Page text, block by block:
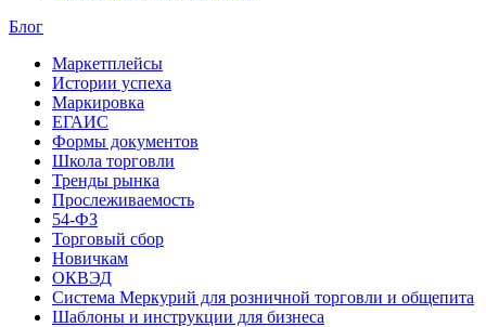
Блог
Маркетплейсы
Истории успеха
Маркировка
ЕГАИС
Формы документов
Школа торговли
Тренды рынка
Прослеживаемость
54-ФЗ
Торговый сбор
Новичкам
ОКВЭД
Система Меркурий для розничной торговли и общепита
Шаблоны и инструкции для бизнеса